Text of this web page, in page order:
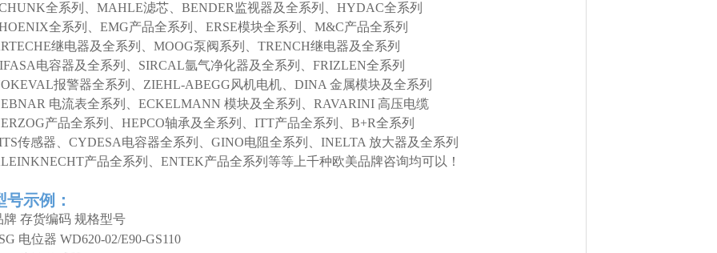
全系列、MAHLE滤芯、BENDER监视器及全系列、HYDAC全系列
全系列、EMG产品全系列、ERSE模块全系列、M&C产品全系列
继电器及全系列、MOOG泵阀系列、TRENCH继电器及全系列
电容器及全系列、SIRCAL氩气净化器及全系列、FRIZLEN全系列
报警器全系列、ZIEHL-ABEGG风机电机、DINA 金属模块及全系列
电流表全系列、ECKELMANN 模块及全系列、RAVARINI 高压电缆
产品全系列、HEPCO轴承及全系列、ITT产品全系列、B+R全系列
传感器、CYDESA电容器全系列、GINO电阻全系列、INELTA 放大器及全系列
产品全系列、ENTEK产品全系列等等上千种欧美品牌咨询均可以！
号示例：
牌 存货编码 规格型号
电位器 WD620-02/E90-GS110